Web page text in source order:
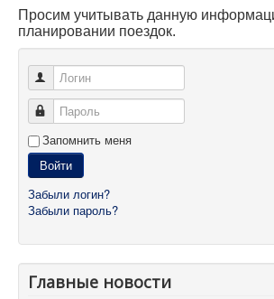
Просим учитывать данную
планировании поездок.
Логин
Пароль
Запомнить меня
Войти
Забыли логин?
Забыли пароль?
Главные новости